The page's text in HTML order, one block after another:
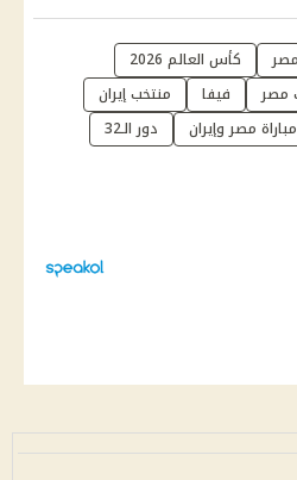
كأس العالم 2026
مصر فيفا
منتخب إيران
مصر وإيران دور الـ32